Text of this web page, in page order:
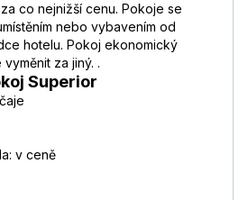
co nejnižší cenu. Pokoje se
nebo vybavením od
hotelu. Pokoj ekonomický
za jiný. .
Superior
v ceně